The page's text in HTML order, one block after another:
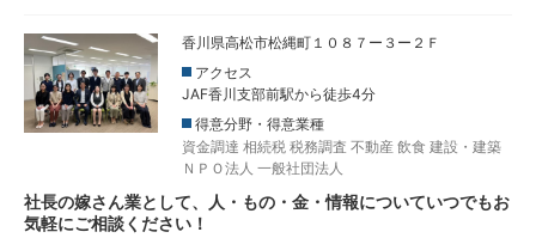
香川県高松市松縄町１０８７ー３ー２Ｆ
アクセス
JAF香川支部前駅から徒歩4分
得意分野・得意業種
資金調達 相続税 税務調査 不動産 飲食 建設・建築
ＮＰＯ法人 一般社団法人
社長の嫁さん業として、人・もの・金・情報についていつでもお
気軽にご相談ください！